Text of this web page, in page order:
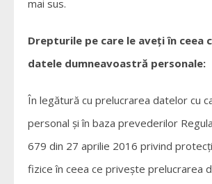
mai sus.
Drepturile pe care le aveţi în ceea
datele dumneavoastră personale:
În legătură cu prelucrarea datelor cu
personal şi în baza prevederilor
679 din 27 aprilie 2016 privind
fizice în ceea ce priveşte prelucrarea